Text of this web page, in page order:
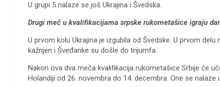
U grupi 5 nalaze se još Ukrajina i Švedska.
Drugi meč u kvalifikacijama srpske rukometašice igraju
U prvom kolu Ukrajina je izgubila od Švedske. U prvom
kažnjen i Šveđanke su došle do trijumfa.
Nakon ova dva meča kvalifikacija rukometašice Srbije će
Holandiji od 26. novembra do 14. decembra. One se